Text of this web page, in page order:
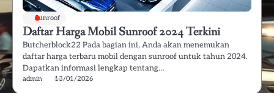
Sunroof
Daftar Harga Mobil Sunroof 2024 Terkini
Butcherblock22 Pada bagian ini, Anda akan menemukan
daftar harga terbaru mobil dengan sunroof untuk tahun 2024.
Dapatkan informasi lengkap tentang…
admin 13/01/2026